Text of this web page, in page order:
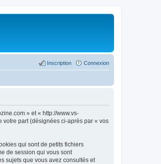
Connexion
Inscription
» et « http://www.vs-
votre part (désignées ci-après par « vos
qui sont de petits fichiers
de session qui vous sont
sujets que vous avez consultés et